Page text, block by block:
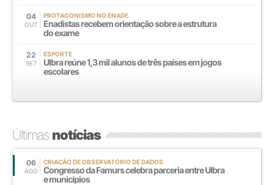
04
OUT
PROTAGONISMO NO ENADE
Enadistas recebem orientação sobre a estrutura
do exame
22
SET
ESPORTE
Ulbra reúne 1,3 mil alunos de três países em jogos
escolares
Últimasnotícias
06
AGO
CRIAÇÃO DE OBSERVATÓRIO DE DADOS
Congresso da Famurs celebra parceria entre Ulbra
e municípios